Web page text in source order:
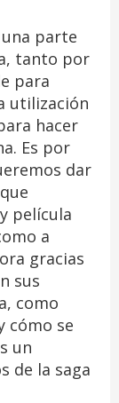
parte
tanto por
para
utilización
hacer
Es por
dar
película
a
gracias
sus
como
cómo se
un
de la saga